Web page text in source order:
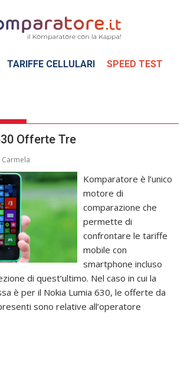
TARIFFE CELLULARI SPEED TEST
Offerte Tre
Carmela
Komparatore è l’unico
motore di
comparazione che
permette di
confrontare le tariffe
mobile con
smartphone incluso
di quest’ultimo. Nel caso in cui la
è per il Nokia Lumia 630, le offerte da
sono relative all’operatore